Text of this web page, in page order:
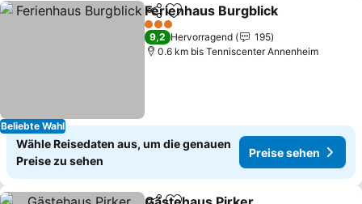
Beliebte Wahl
TeilenZu Favoriten hinzufügen
Ferienhaus Burgblick
3 Sterne
9,2 Hervorragend
195
0.6 km bis Tenniscenter Annenheim
Wähle Reisedaten aus, um die genauen
Preise zu sehen
Preise sehen